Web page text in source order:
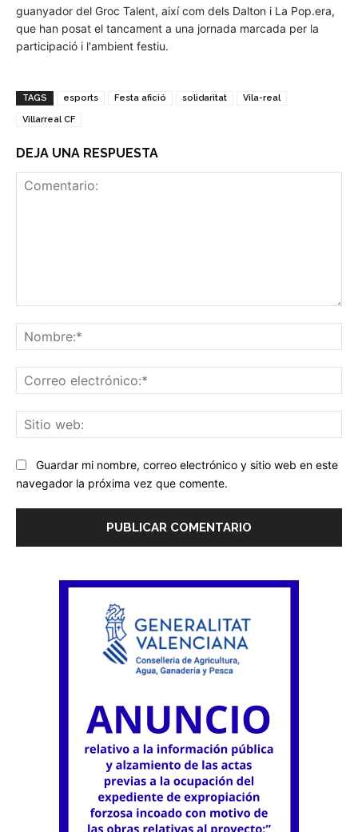
guanyador del Groc Talent, així com dels Dalton i La Pop.era,
que han posat el tancament a una jornada marcada per la
participació i l'ambient festiu.
TAGS esports Festa afició solidaritat Vila-real
Villarreal CF
DEJA UNA RESPUESTA
Guardar mi nombre, correo electrónico y sitio web en este
navegador la próxima vez que comente.